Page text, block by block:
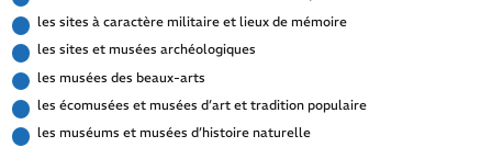
les sites à caractère militaire et lieux de mémoire
les sites et musées archéologiques
les musées des beaux-arts
les écomusées et musées d’art et tradition populaire
les muséums et musées d’histoire naturelle